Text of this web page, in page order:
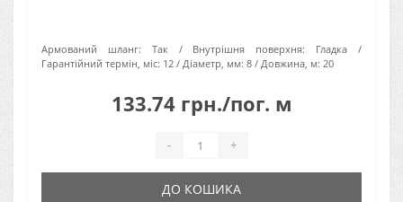
Армований шланг: Так Внутрішня поверхня:
Гладка
Гарантійний термін, міс: 12 Діаметр, мм: 8 Довжина, м: 20
133.74 грн./пог. м
- +
ДО КОШИКА